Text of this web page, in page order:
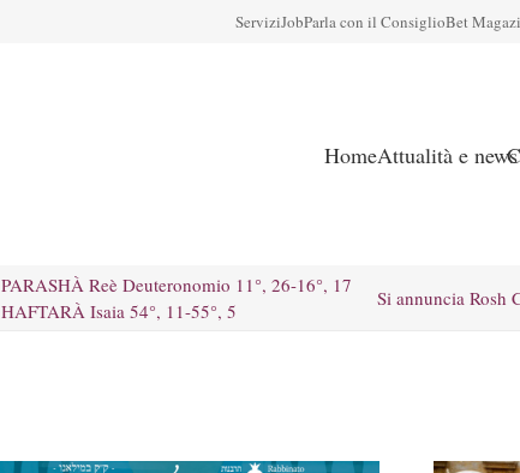
ServiziJobParla con il ConsiglioBet
HomeAttualità e news
PARASHÀ Reè Deuteronomio 11°, 26-16°, 17
HAFTARÀ Isaia 54°, 11-55°, 5
Si annuncia Rosh